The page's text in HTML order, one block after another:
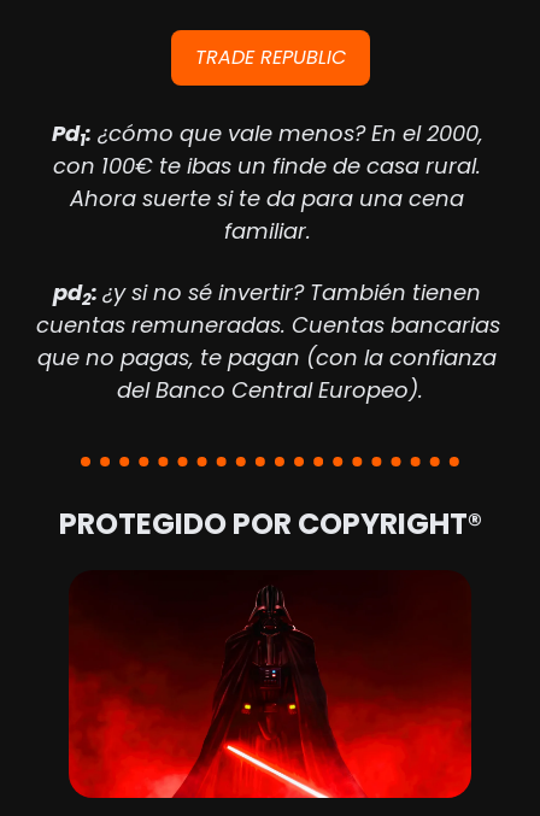
TRADE REPUBLIC
Pd1: ¿cómo que vale menos? En el 2000,
con 100€ te ibas un finde de casa rural.
Ahora suerte si te da para una cena
familiar.
pd2: ¿y si no sé invertir? También tienen
cuentas remuneradas. Cuentas bancarias
que no pagas, te pagan (con la confianza
del Banco Central Europeo).
PROTEGIDO POR COPYRIGHT®